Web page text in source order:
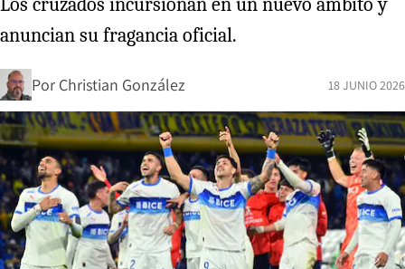
anuncian su fragancia oficial.
Por Christian González 18 JUNIO 2026